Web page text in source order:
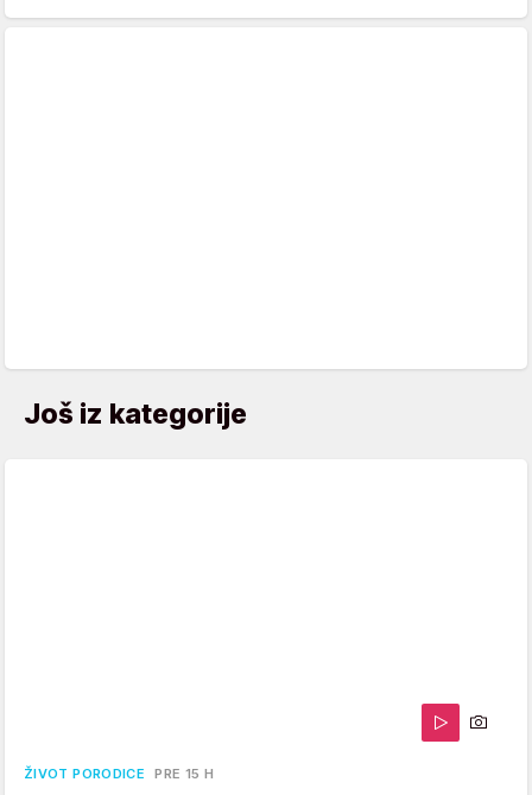
Još iz kategorije
ŽIVOT PORODICE PRE 15 H